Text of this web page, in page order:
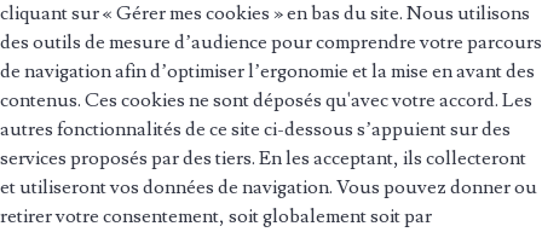
cliquant sur « Gérer mes cookies » en bas du site. Nous utilisons
des outils de mesure d’audience pour comprendre votre parcours
de navigation afin d’optimiser l’ergonomie et la mise en avant des
contenus. Ces cookies ne sont déposés qu'avec votre accord. Les
autres fonctionnalités de ce site ci-dessous s’appuient sur des
services proposés par des tiers. En les acceptant, ils collecteront
et utiliseront vos données de navigation. Vous pouvez donner ou
retirer votre consentement, soit globalement soit par